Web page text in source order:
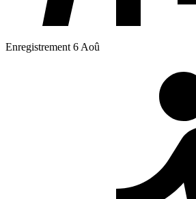
Enregistrement 6 Aoû